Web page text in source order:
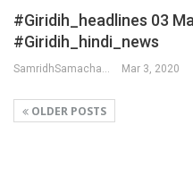
#Giridih_headlines 03
#giridih_hindi_news
SamridhSamachar Desk Mar 3, 2020
OLDER POSTS